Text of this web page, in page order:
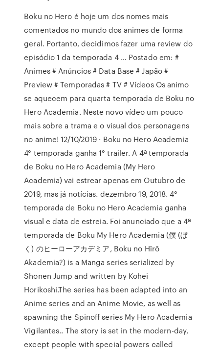
Boku no Hero é hoje um dos nomes mais
comentados no mundo dos animes de forma
geral. Portanto, decidimos fazer uma review do
episódio 1 da temporada 4 … Postado em: #
Animes # Anúncios # Data Base # Japão #
Preview # Temporadas # TV # Vídeos Os animo
se aquecem para quarta temporada de Boku no
Hero Academia. Neste novo vídeo um pouco
mais sobre a trama e o visual dos personagens
no anime! 12/10/2019 · Boku no Hero Academia
4° temporada ganha 1° trailer. A 4ª temporada
de Boku no Hero Academia (My Hero
Academia) vai estrear apenas em Outubro de
2019, mas já notícias. dezembro 19, 2018. 4°
temporada de Boku no Hero Academia ganha
visual e data de estreia. Foi anunciado que a 4ª
temporada de Boku My Hero Academia (僕 (ぼ
く) のヒーローアカデミア, Boku no Hīrō
Akademia?) is a Manga series serialized by
Shonen Jump and written by Kohei
Horikoshi.The series has been adapted into an
Anime series and an Anime Movie, as well as
spawning the Spinoff series My Hero Academia
Vigilantes.. The story is set in the modern-day,
except people with special powers called